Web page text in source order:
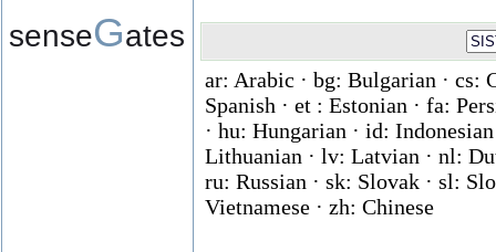
senseGates
ar: Arabic · bg: Bulgarian · cs:
Spanish · et : Estonian · fa:
· hu: Hungarian · id:
Lithuanian · lv: Latvian · nl:
ru: Russian · sk: Slovak · sl:
Vietnamese · zh: Chinese